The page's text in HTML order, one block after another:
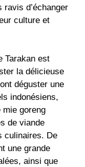
d’échanger
culture et
Tarakan est
la délicieuse
déguster une
indonésiens,
goreng
de viande
culinaires. De
une grande
ainsi que